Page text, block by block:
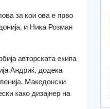
за кои ова е прво
и Ника Розман
авторската екипа
Андриќ, додека
Македонски
како дизајнер на